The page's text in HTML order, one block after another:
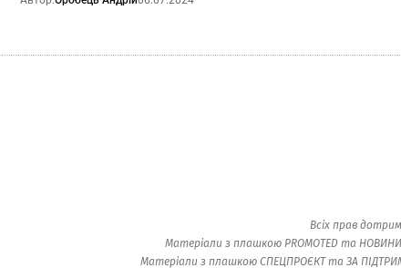
Всіх прав
Матеріали з плашкою PROMOTED та
Матеріали з плашкою СПЕЦПРОЄКТ та ЗА